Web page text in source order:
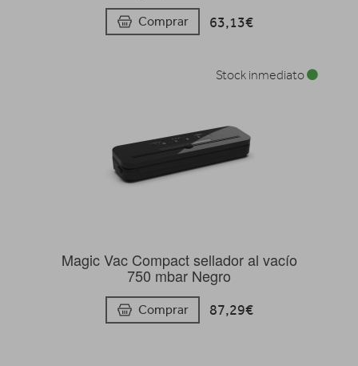
Comprar 63,13€
Magic Vac Compact sellador al vacío
750 mbar Negro
Comprar 87,29€
Stock inmediato